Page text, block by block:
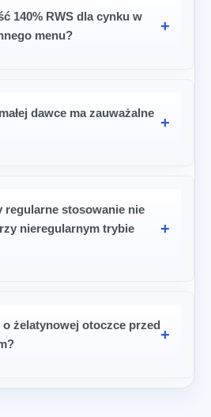
140% RWS dla cynku w
menu?
dawce ma zauważalne
regularne stosowanie nie
nieregularnym trybie
żelatynowej otoczce przed